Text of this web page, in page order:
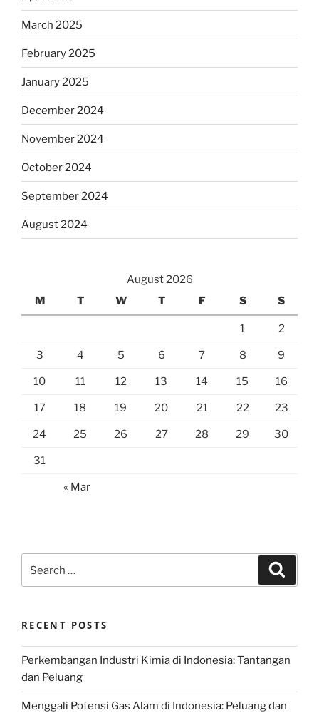
March 2025
February 2025
January 2025
December 2024
November 2024
October 2024
September 2024
August 2024
August 2026
M
T W T F S S
1 2
3 4 5 6 7 8 9
10 11 12 13 14 15 16
17 18 19 20 21 22 23
24 25 26 27 28 29 30
31
« Mar
for:
RECENT POSTS
Perkembangan Industri Kimia di Indonesia: Tantangan
dan Peluang
Menggali Potensi Gas Alam di Indonesia: Peluang dan